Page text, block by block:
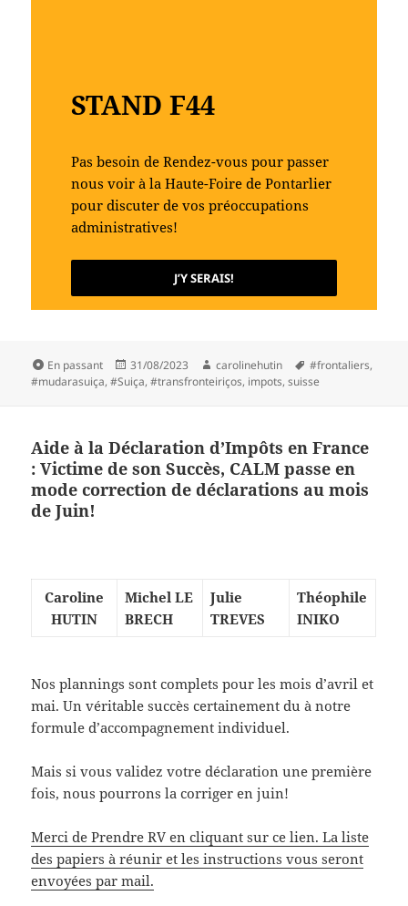
STAND F44
Pas besoin de Rendez-vous pour passer
nous voir à la Haute-Foire de Pontarlier
pour discuter de vos préoccupations
administratives!
J’Y SERAIS!
Format
En passant
Publié
le
31/08/2023 Auteur
carolinehutin
Mots-
clés
#frontaliers,
#mudarasuiça,#Suiça,#transfronteiriços, impots,suisse
Aide à la Déclaration d’Impôts en France
: Victime de son Succès, CALM passe en
mode correction de déclarations au mois
de Juin!
Caroline
HUTIN
Michel LE
BRECH
Julie
TREVES
Théophile
INIKO
Nos plannings sont complets pour les mois d’avril et
mai. Un véritable succès certainement du à notre
formule d’accompagnement individuel.
Mais si vous validez votre déclaration une première
fois, nous pourrons la corriger en juin!
Merci de Prendre RV en cliquant sur ce lien. La liste
des papiers à réunir et les instructions vous seront
envoyées par mail.